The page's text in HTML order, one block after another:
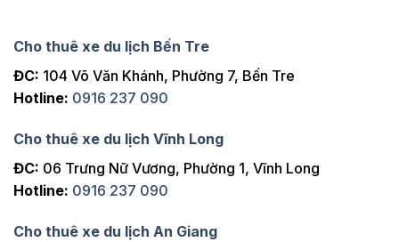
Cho thuê xe du lịch Bến Tre
ĐC: 104 Võ Văn Khánh, Phường 7, Bến Tre
Hotline: 0916 237 090
Cho thuê xe du lịch Vĩnh Long
ĐC: 06 Trưng Nữ Vương, Phường 1, Vĩnh Long
Hotline: 0916 237 090
Cho thuê xe du lịch An Giang